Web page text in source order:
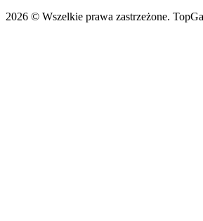
2026 © Wszelkie prawa zastrzeżone.